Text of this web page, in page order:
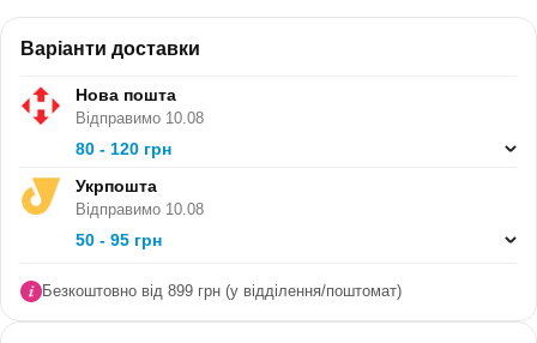
СЕРІЯ:
В ПАЧЦІ (ШТ):
Варіанти доставки
Нова пошта
Відправимо 10.08
80 - 120 грн
Укрпошта
Відправимо 10.08
50 - 95 грн
Безкоштовно від 899 грн (у відділення/поштомат)